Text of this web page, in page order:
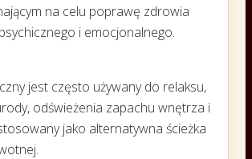
na celu poprawę zdrowia
i emocjonalnego.
jest często używany do relaksu,
odświeżenia zapachu wnętrza i
jako alternatywna ścieżka